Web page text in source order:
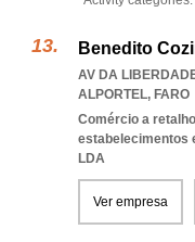
Benedito
AV DA
ALPORTEL, FARO
Comércio a
estabelecimentos
LDA
Ver empresa